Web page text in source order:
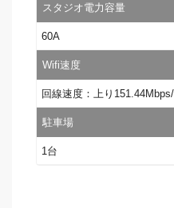
スタジオ電力容量
60A
Wifi速度
回線速度：上り
駐車場
1台